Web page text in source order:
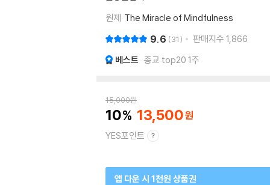
원제 The Miracle of Mindfulness
9.6 31 판매지수 1,866
베스트 종교 top20 1주
15,000원
10 13,500
YES포인트
앱 다운 시 1천원 상품권